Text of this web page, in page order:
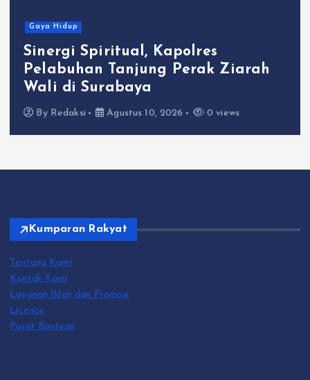
Gaya Hidup
Sinergi Spiritual, Kapolres
Pelabuhan Tanjung Perak Ziarah
Wali di Surabaya
By Redaksi Agustus 10, 2026 0 views
Kumparan Rakyat
Tentang Kami
Kontak Kami
Layanan Iklan dan Promosi
Licence
Pusat Bantuan